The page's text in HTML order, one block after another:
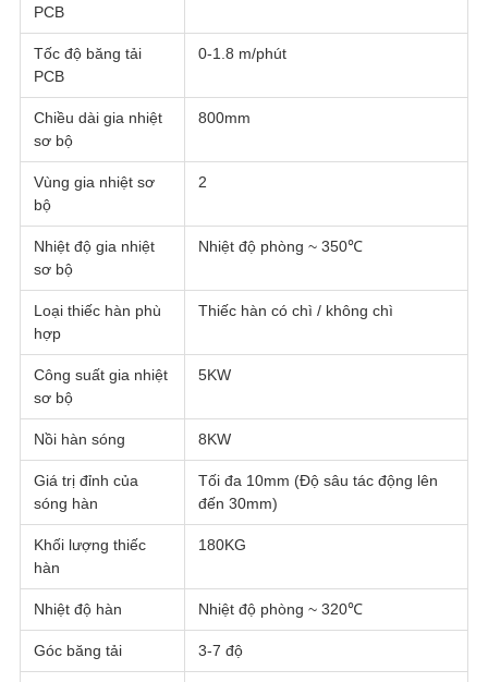
PCB
Tốc độ băng tải
PCB
0-1.8 m/phút
Chiều dài gia nhiệt
sơ bộ
800mm
Vùng gia nhiệt sơ
bộ
2
Nhiệt độ gia nhiệt
sơ bộ
Nhiệt độ phòng ~ 350℃
Loại thiếc hàn phù
hợp
Thiếc hàn có chì / không chì
Công suất gia nhiệt
sơ bộ
5KW
Nồi hàn sóng 8KW
Giá trị đỉnh của
sóng hàn
Tối đa 10mm (Độ sâu tác động lên
đến 30mm)
Khối lượng thiếc
hàn
180KG
Nhiệt độ hàn Nhiệt độ phòng ~ 320℃
Góc băng tải 3-7 độ